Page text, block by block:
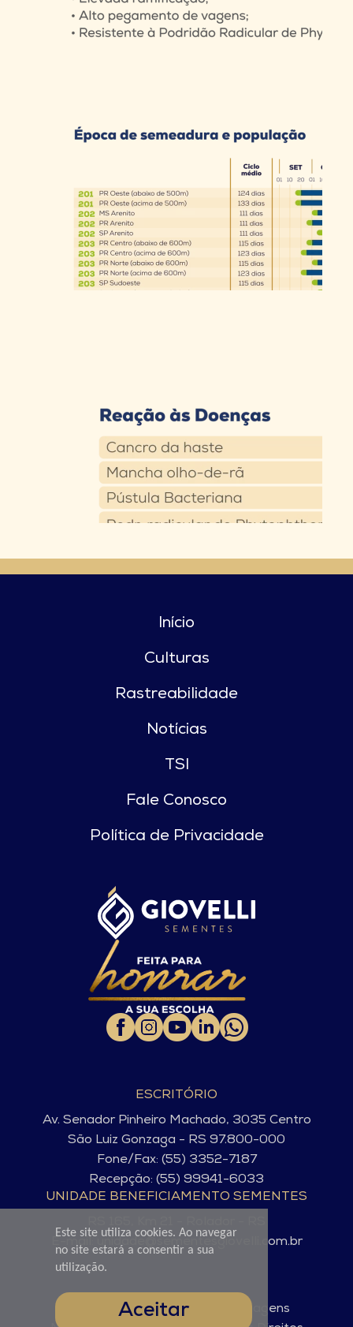
Este site utiliza cookies. Ao navegar
no site estará a consentir a sua
utilização.
Aceitar
Início
Culturas
Rastreabilidade
Notícias
TSI
Fale Conosco
Política de Privacidade
ESCRITÓRIO
Av. Senador Pinheiro Machado, 3035 Centro
São Luiz Gonzaga - RS 97.800-000
Fone/Fax: (55) 3352-7187
Recepção: (55) 99941-6033
UNIDADE BENEFICIAMENTO SEMENTES
E-mail: unidade@sementesgiovelli.com.br
© Sementes Giovelli. 2025 - Imagens